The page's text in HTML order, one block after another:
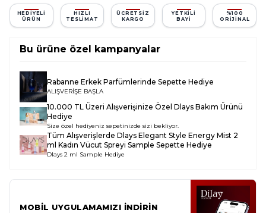
HEDIYELI
ÜRÜN
HIZLI
TESLIMAT
ÜCRETSIZ
KARGO
YETKILI
BAYI
%100
ORIJINAL
Bu ürüne özel kampanyalar
Rabanne Erkek Parfümlerinde Sepette Hediye
ALIŞVERİŞE BAŞLA
10.000 TL Üzeri Alışverişinize Özel Dlays Bakım Ürünü
Hediye
Size özel hediyeniz sepetinizde sizi bekliyor.
Tüm Alışverişlerde Dlays Elegant Style Energy Mist 2
ml Kadın Vücut Spreyi Sample Sepette Hediye
Dlays 2 ml Sample Hediye
MOBİL UYGULAMAMIZI İNDİRİN